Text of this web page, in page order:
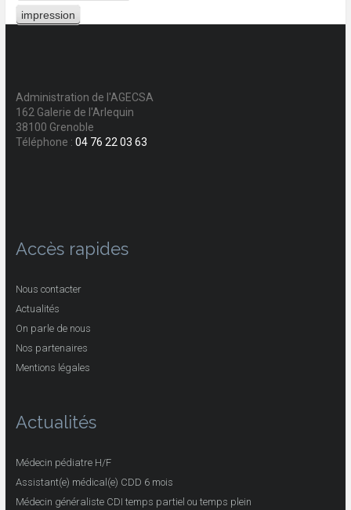
Vue
impression
Administration de l'AGECSA
162 Galerie de l'Arlequin
38100 Grenoble
Téléphone : 04 76 22 03 63
Accès rapides
Nous contacter
Actualités
On parle de nous
Nos partenaires
Mentions légales
Actualités
Médecin pédiatre H/F
Assistant(e) médical(e) CDD 6 mois
Médecin généraliste CDI temps partiel ou temps plein